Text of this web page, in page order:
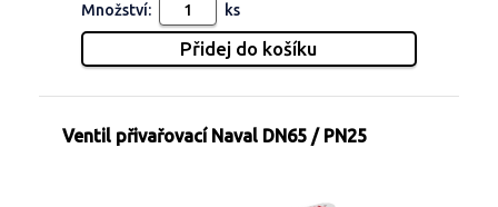
Množství: ks
Ventil přivařovací Naval DN65 / PN25